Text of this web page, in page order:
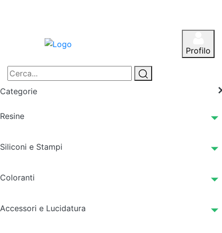
Profilo
Categorie
Resine
Siliconi e Stampi
Coloranti
Accessori e Lucidatura